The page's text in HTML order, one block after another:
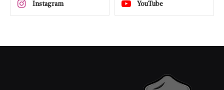
Instagram YouTube